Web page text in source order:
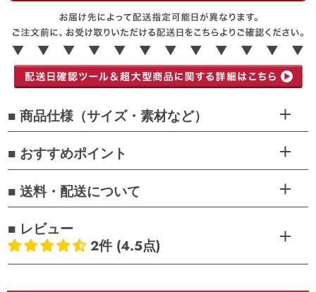
■ 商品仕様（サイズ・素材など）
■ おすすめポイント
■ 送料・配送について
■ レビュー
2件 (4.5点)
お客様のレビュー